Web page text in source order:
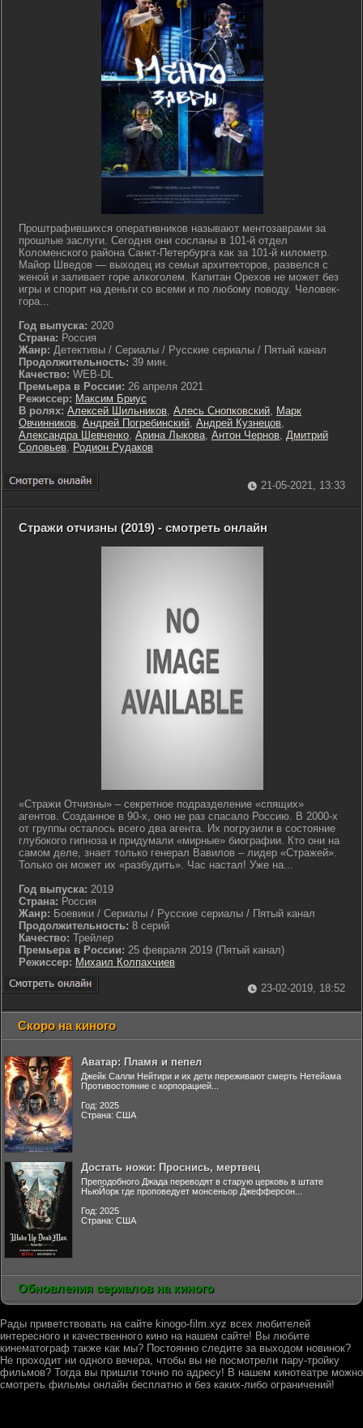
Проштрафившихся оперативников называют ментозаврами за
прошлые заслуги. Сегодня они сосланы в 101-й отдел
Коломенского района Санкт-Петербурга как за 101-й километр.
Майор Шведов ― выходец из семьи архитекторов, развелся с
женой и заливает горе алкоголем. Капитан Орехов не может без
игры и спорит на деньги со всеми и по любому поводу. Человек-
гора...
Год выпуска: 2020
Страна: Россия
Жанр: Детективы / Сериалы / Русские сериалы / Пятый канал
Продолжительность: 39 мин.
Качество: WEB-DL
Премьера в России: 26 апреля 2021
Режиссер: Максим Бриус
В ролях: Алексей Шильников, Алесь Снопковский, Марк
Овчинников, Андрей Погребинский, Андрей Кузнецов,
Александра Шевченко, Арина Лыкова, Антон Чернов, Дмитрий
Соловьев, Родион Рудаков
21-05-2021, 13:33
Стражи отчизны (2019) - смотреть онлайн
«Стражи Отчизны» – секретное подразделение «спящих»
агентов. Созданное в 90-х, оно не раз спасало Россию. В 2000-х
от группы осталось всего два агента. Их погрузили в состояние
глубокого гипноза и придумали «мирные» биографии. Кто они на
самом деле, знает только генерал Вавилов – лидер «Стражей».
Только он может их «разбудить». Час настал! Уже на...
Год выпуска: 2019
Страна: Россия
Жанр: Боевики / Сериалы / Русские сериалы / Пятый канал
Продолжительность: 8 серий
Качество: Трейлер
Премьера в России: 25 февраля 2019 (Пятый канал)
Режиссер: Михаил Колпахчиев
23-02-2019, 18:52
Скоро на киного
Аватар: Пламя и пепел
Джейк Салли Нейтири и их дети переживают смерть Нетейама
Противостояние с корпорацией...
Год: 2025
Страна: США
Достать ножи: Проснись, мертвец
Преподобного Джада переводят в старую церковь в штате
НьюЙорк где проповедует монсеньор Джефферсон...
Год: 2025
Страна: США
Обновления сериалов на киного
Рады приветствовать на сайте kinogo-film.xyz всех любителей
интересного и качественного кино на нашем сайте! Вы любите
кинематограф также как мы? Постоянно следите за выходом новинок?
Не проходит ни одного вечера, чтобы вы не посмотрели пару-тройку
фильмов? Тогда вы пришли точно по адресу! В нашем кинотеатре можно
смотреть фильмы онлайн бесплатно и без каких-либо ограничений!